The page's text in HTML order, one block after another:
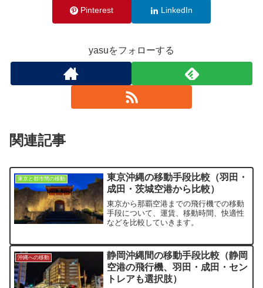
Pinterest LinkedIn
yasuをフォローする
関連記事
東京と都市間の移動
東京沖縄の移動手段比較（羽田・
成田・茨城空港から比較）
東京から那覇空港までの飛行機での移動
手段について、運賃、移動時間、快適性
などを比較していきます。
沖縄への移動
静岡沖縄間の移動手段比較（静岡
空港の飛行機、羽田・成田・セン
トレアも選択肢）